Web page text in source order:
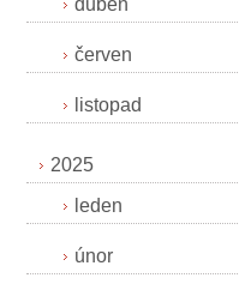
duben
červen
listopad
2025
leden
únor